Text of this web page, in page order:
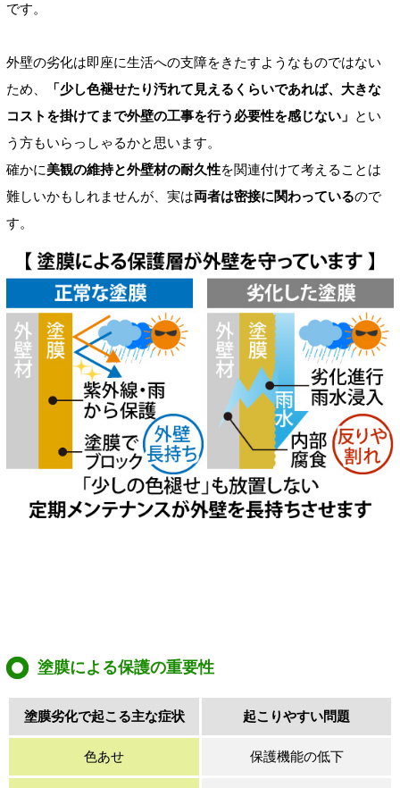
です。
外壁の劣化は即座に生活への支障をきたすようなものではない
ため、
「少し色褪せたり汚れて見えるくらいであれば、大きな
コストを掛けてまで外壁の工事を行う必要性を感じない」 とい
う方もいらっしゃるかと思います。
確かに美観の維持と外壁材の耐久性を関連付けて考えることは
難しいかもしれませんが、実は両者は密接に関わっているので
す。
塗膜による保護の重要性
塗膜劣化で起こる主な症状 起こりやすい問題
色あせ 保護機能の低下